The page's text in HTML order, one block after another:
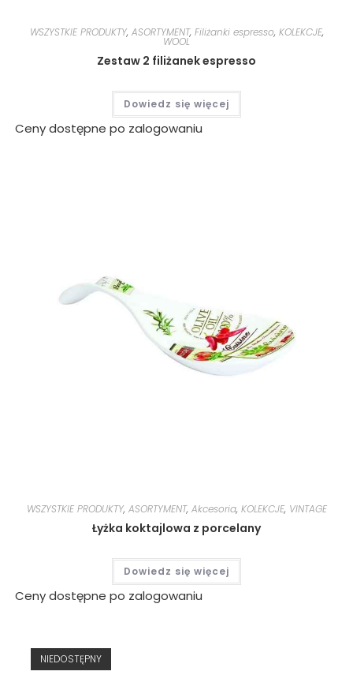
WSZYSTKIE PRODUKTY, ASORTYMENT, Filiżanki espresso, KOLEKCJE,
WOOL
Zestaw 2 filiżanek espresso
Dowiedz się więcej
Ceny dostępne po zalogowaniu
WSZYSTKIE PRODUKTY, ASORTYMENT, Akcesoria, KOLEKCJE, VINTAGE
Łyżka koktajlowa z porcelany
Dowiedz się więcej
Ceny dostępne po zalogowaniu
NIEDOSTĘPNY